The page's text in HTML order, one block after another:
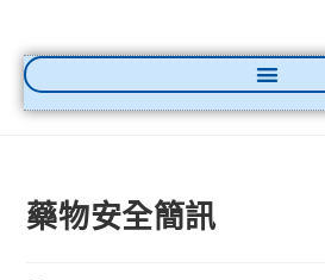
藥物安全簡訊